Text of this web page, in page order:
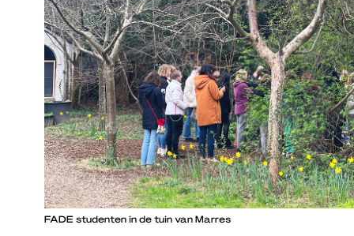
FADE studenten in de tuin van Marres